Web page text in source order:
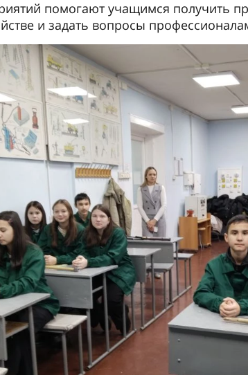
помогают учащимся получить
и задать вопросы